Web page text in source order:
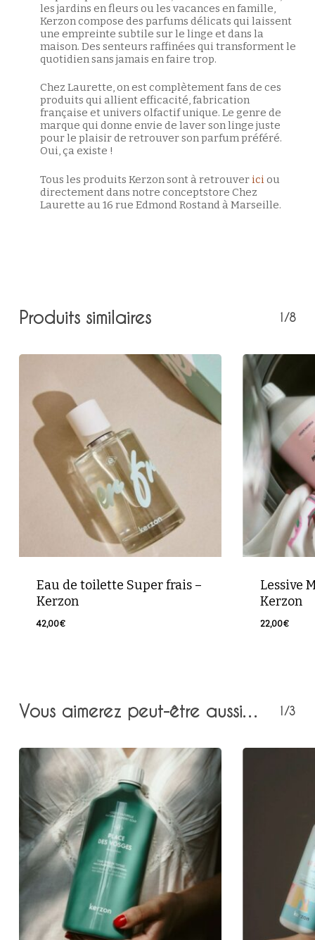
Votre panier est vide.
Retour à la boutique
les jardins en fleurs ou les vacances en famille,
Kerzon compose des parfums délicats qui laissent
une empreinte subtile sur le linge et dans la
maison. Des senteurs raffinées qui transforment le
quotidien sans jamais en faire trop.
Chez Laurette, on est complètement fans de ces
produits qui allient efficacité, fabrication
française et univers olfactif unique. Le genre de
marque qui donne envie de laver son linge juste
pour le plaisir de retrouver son parfum préféré.
Oui, ça existe !
Tous les produits Kerzon sont à retrouver iciou
directement dans notre conceptstore Chez
Laurette au 16 rue Edmond Rostand à Marseille.
Produits similaires 1/8
Eau de toilette Super frais –
Kerzon
42,00€
Lessive
Kerzon
22,00€
Vous aimerez peut-être aussi… 1/3